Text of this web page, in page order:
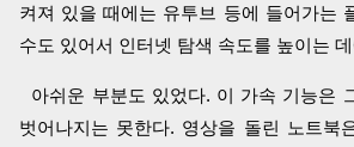
켜져 있을 때에는 유투브 등에 들어가는
수도 있어서 인터넷 탐색 속도를 높이는
아쉬운 부분도 있었다. 이 가속 기능은
벗어나지는 못한다. 영상을 돌린 노트북